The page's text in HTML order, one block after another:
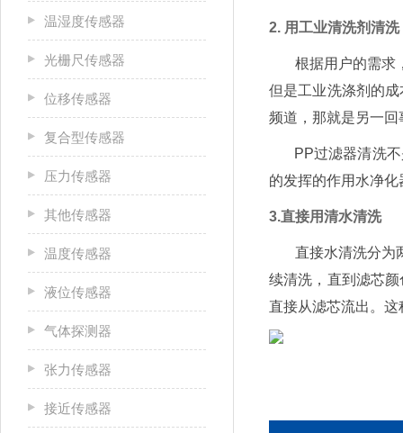
温湿度传感器
光栅尺传感器
位移传感器
复合型传感器
压力传感器
其他传感器
温度传感器
液位传感器
气体探测器
张力传感器
接近传感器
2. 用工业清洗剂清洗
根据用户的需求，
但是工业洗涤剂的
频道，那就是另一回
PP过滤器清洗不
的发挥的作用水净
3.直接用清水清洗
直接水清洗分为两
续清洗，直到滤芯
直接从滤芯流出。